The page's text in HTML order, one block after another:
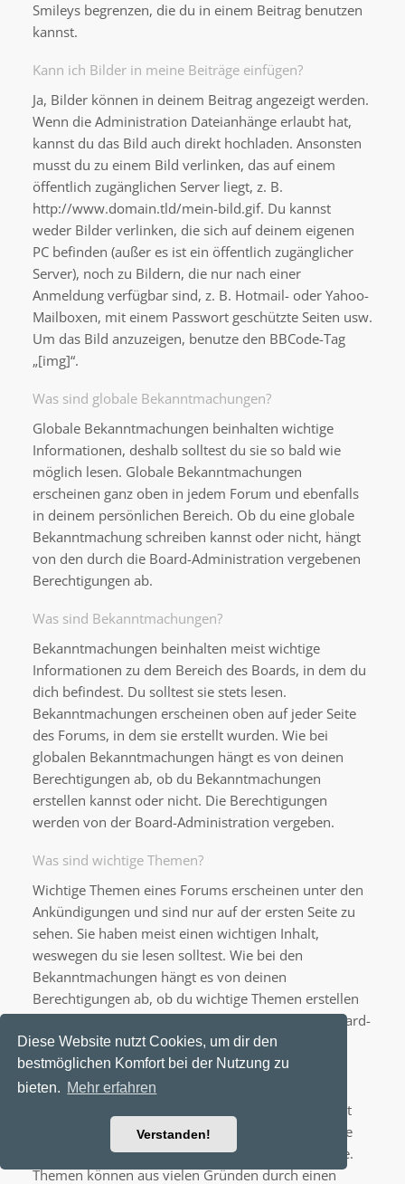
Diese Website nutzt Cookies, um dir den
bestmöglichen Komfort bei der Nutzung zu
bieten. Mehr erfahren
Verstanden!
Smileys begrenzen, die du in einem Beitrag benutzen
kannst.
Kann ich Bilder in meine Beiträge einfügen?
Ja, Bilder können in deinem Beitrag angezeigt werden.
Wenn die Administration Dateianhänge erlaubt hat,
kannst du das Bild auch direkt hochladen. Ansonsten
musst du zu einem Bild verlinken, das auf einem
öffentlich zugänglichen Server liegt, z. B.
http://www.domain.tld/mein-bild.gif. Du kannst
weder Bilder verlinken, die sich auf deinem eigenen
PC befinden (außer es ist ein öffentlich zugänglicher
Server), noch zu Bildern, die nur nach einer
Anmeldung verfügbar sind, z. B. Hotmail- oder Yahoo-
Mailboxen, mit einem Passwort geschützte Seiten usw.
Um das Bild anzuzeigen, benutze den BBCode-Tag
„[img]“.
Was sind globale Bekanntmachungen?
Globale Bekanntmachungen beinhalten wichtige
Informationen, deshalb solltest du sie so bald wie
möglich lesen. Globale Bekanntmachungen
erscheinen ganz oben in jedem Forum und ebenfalls
in deinem persönlichen Bereich. Ob du eine globale
Bekanntmachung schreiben kannst oder nicht, hängt
von den durch die Board-Administration vergebenen
Berechtigungen ab.
Was sind Bekanntmachungen?
Bekanntmachungen beinhalten meist wichtige
Informationen zu dem Bereich des Boards, in dem du
dich befindest. Du solltest sie stets lesen.
Bekanntmachungen erscheinen oben auf jeder Seite
des Forums, in dem sie erstellt wurden. Wie bei
globalen Bekanntmachungen hängt es von deinen
Berechtigungen ab, ob du Bekanntmachungen
erstellen kannst oder nicht. Die Berechtigungen
werden von der Board-Administration vergeben.
Was sind wichtige Themen?
Wichtige Themen eines Forums erscheinen unter den
Ankündigungen und sind nur auf der ersten Seite zu
sehen. Sie haben meist einen wichtigen Inhalt,
weswegen du sie lesen solltest. Wie bei den
Bekanntmachungen hängt es von deinen
Berechtigungen ab, ob du wichtige Themen erstellen
kannst oder nicht; die Berechtigungen stellt die Board-
Administration ein.
Was sind geschlossene Themen?
Geschlossene Themen sind Themen, in denen nicht
mehr geantwortet werden kann und bei denen eine
laufende Umfrage, falls vorhanden, beendet wurde.
Themen können aus vielen Gründen durch einen